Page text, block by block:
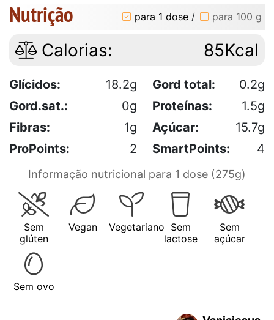
Nutrição para 1 dose / para 100 g
Calorias: 85Kcal
Glícidos: 18.2g Gord total:
0.2g
Gord.sat.:
0g Proteínas:
1.5g
Fibras:
1g Açúcar:
15.7g
ProPoints:
2 SmartPoints: 4
Informação nutricional para 1 dose (275g)
Sem
glúten
Vegan Vegetariano Sem
lactose
Sem
açúcar
Sem ovo